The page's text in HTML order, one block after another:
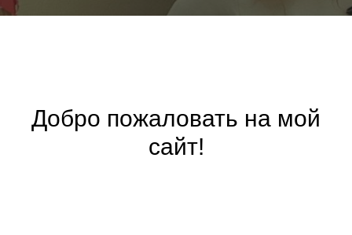
Добро пожаловать на мой
сайт!